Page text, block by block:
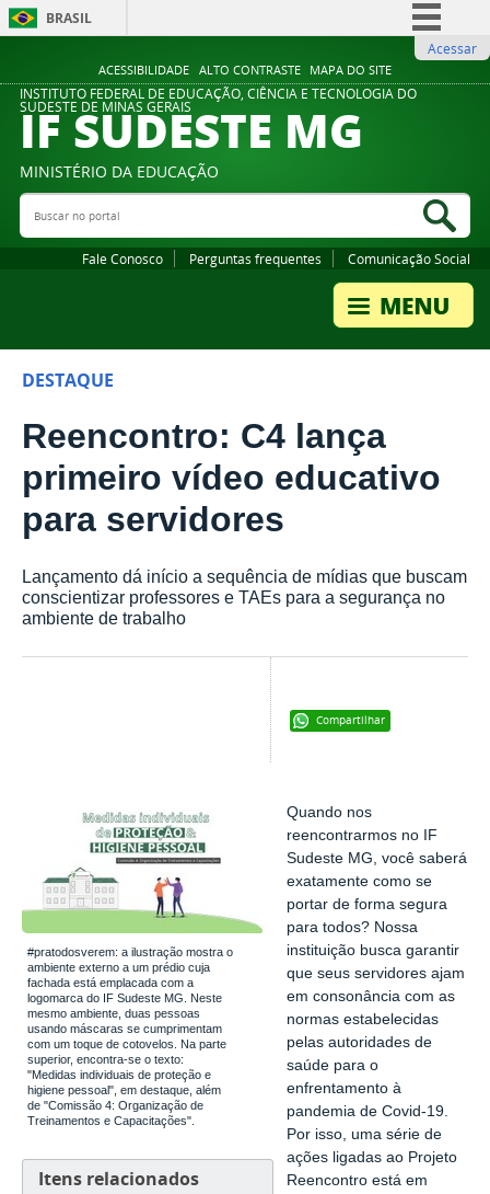
ACESSIBILIDADE ALTO CONTRASTE MAPA DO SITE
BRASIL
Comunica BR
Participe
Legislação
Acessar
INSTITUTO FEDERAL DE EDUCAÇÃO, CIÊNCIA E TECNOLOGIA DO
SUDESTE DE MINAS GERAIS
IF SUDESTE MG
MINISTÉRIO DA EDUCAÇÃO
Buscar no portal
Fale Conosco Perguntas frequentes Comunicação Social
DESTAQUE
Reencontro: C4 lança
primeiro vídeo educativo
para servidores
Lançamento dá início a sequência de mídias que buscam
conscientizar professores e TAEs para a segurança no
ambiente de trabalho
Compartilhar
#pratodosverem: a ilustração mostra o
ambiente externo a um prédio cuja
fachada está emplacada com a
logomarca do IF Sudeste MG. Neste
mesmo ambiente, duas pessoas
usando máscaras se cumprimentam
com um toque de cotovelos. Na parte
superior, encontra-se o texto:
"Medidas individuais de proteção e
higiene pessoal", em destaque, além
de "Comissão 4: Organização de
Treinamentos e Capacitações".
Itens relacionados
Quando nos
reencontrarmos no IF
Sudeste MG, você saberá
exatamente como se
portar de forma segura
para todos? Nossa
instituição busca garantir
que seus servidores ajam
em consonância com as
normas estabelecidas
pelas autoridades de
saúde para o
enfrentamento à
pandemia de Covid-19.
Por isso, uma série de
ações ligadas ao Projeto
Reencontro está em